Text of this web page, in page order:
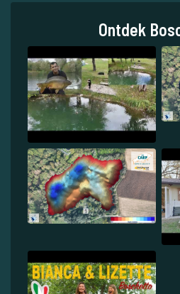
Ontdek